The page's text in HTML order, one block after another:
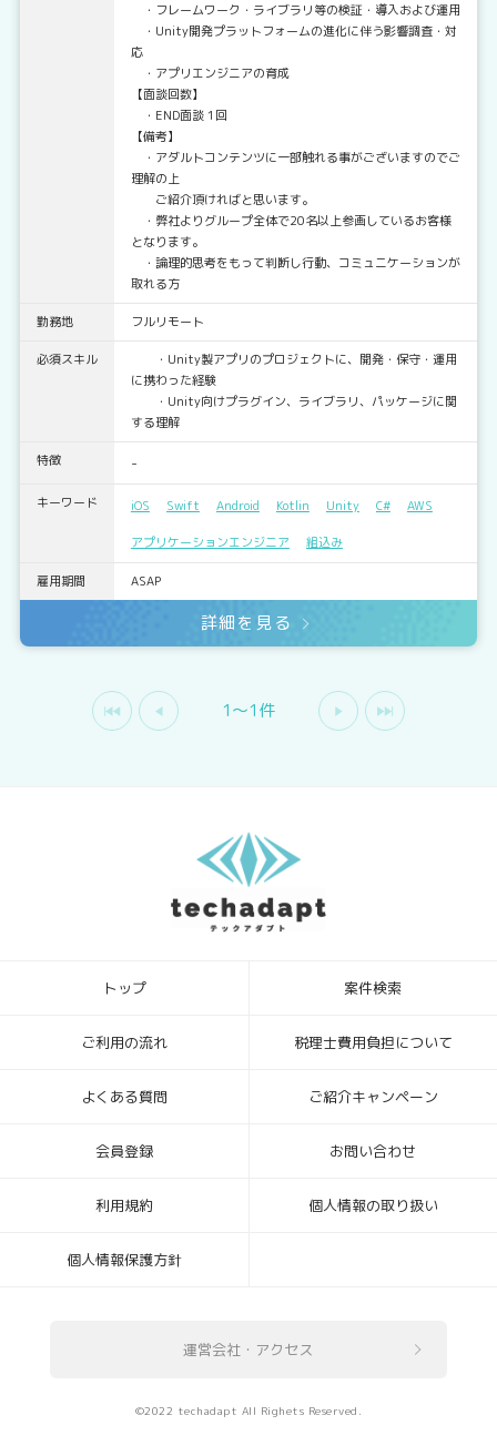
・フレームワーク・ライブラリ等の検証・導入および運用
・Unity開発プラットフォームの進化に伴う影響調査・対
応
・アプリエンジニアの育成
【面談回数】
・END面談 1回
【備考】
・アダルトコンテンツに一部触れる事がございますのでご
理解の上
ご紹介頂ければと思います。
・弊社よりグループ全体で20名以上参画しているお客様
となります。
・論理的思考をもって判断し行動、コミュニケーションが
取れる方
勤務地 フルリモート
必須スキル
・Unity製アプリのプロジェクトに、開発・保守・運用
に携わった経験
・Unity向けプラグイン、ライブラリ、パッケージに関
する理解
特徴 -
キーワード iOS Swift Android Kotlin Unity C# AWS
アプリケーションエンジニア 組込み
雇用期間 ASAP
詳細を見る
1〜1件
トップ 案件検索
ご利用の流れ 税理士費用負担について
よくある質問 ご紹介キャンペーン
会員登録 お問い合わせ
利用規約 個人情報の取り扱い
個人情報保護方針
運営会社・アクセス
©2022 techadapt All Righets Reserved.